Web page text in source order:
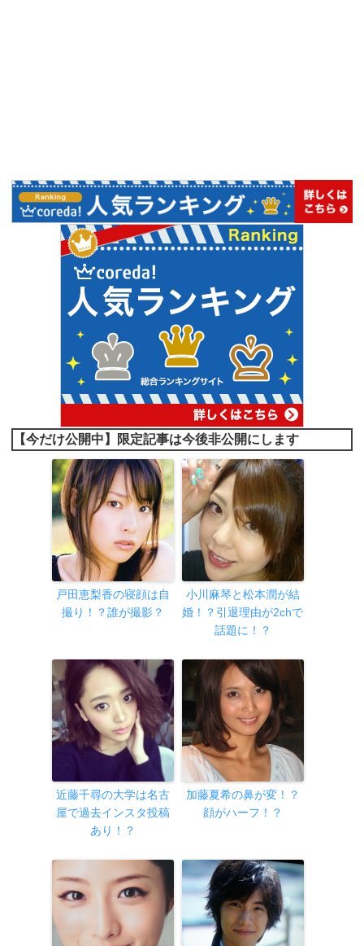
【今だけ公開中】限定記事は今後非公開にします
戸田恵梨香の寝顔は自
撮り！？誰が撮影？
小川麻琴と松本潤が結
婚！？引退理由が2chで
話題に！？
近藤千尋の大学は名古
屋で過去インスタ投稿
あり！？
加藤夏希の鼻が変！？
顔がハーフ！？